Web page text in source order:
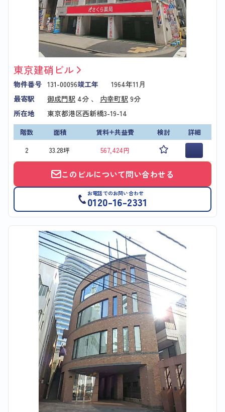
東京建硝ビル
物件番号 131-00096竣工年
1964年11月
最寄駅
御成門駅 4分 、 内幸町駅 9分
所在地
東京都港区西新橋3-19-14
階数 面積 賃料+共益費 検討
詳細
2
33.28坪 567,424円
このビルについて問い合わせる
お電話でのお問い合わせ
0120-16-2331